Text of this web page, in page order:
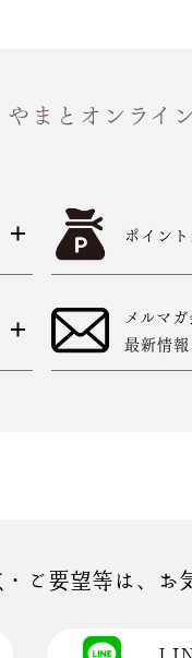
やまとオンライ
ポイン
メルマ
最新情
ご要望等は、お